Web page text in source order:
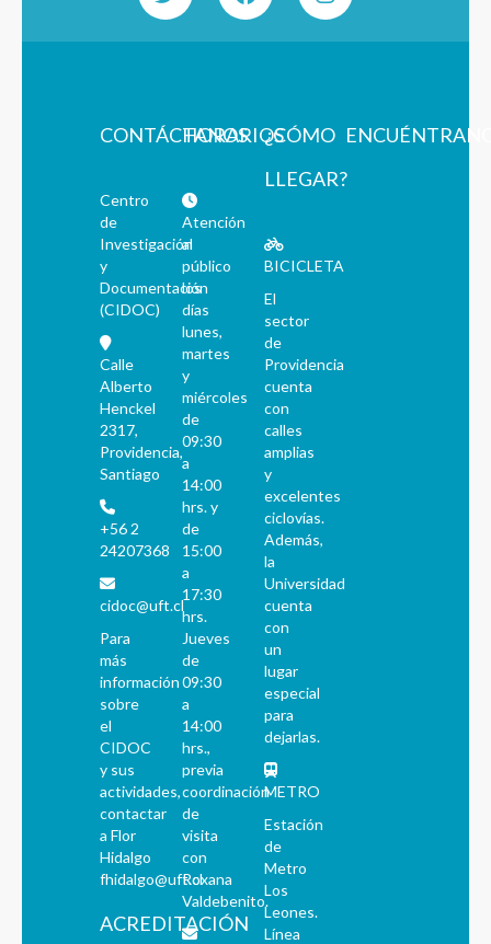
CONTÁCTANOS
Centro
de
Investigación
y
Documentación
(CIDOC)
Calle
Alberto
Henckel
2317,
Providencia,
Santiago
+56 2
24207368
cidoc@uft.cl
Para
más
información
sobre
el
CIDOC
y sus
actividades,
contactar
a Flor
Hidalgo
fhidalgo@uft.cl
ACREDITACIÓN
HORARIOS
Atención
al
público
los
días
lunes,
martes
y
miércoles
de
09:30
a
14:00
hrs. y
de
15:00
a
17:30
hrs.
Jueves
de
09:30
a
14:00
hrs.,
previa
coordinación
de
visita
con
Roxana
Valdebenito.
¿CÓMO
LLEGAR?
BICICLETA
El
sector
de
Providencia
cuenta
con
calles
amplias
y
excelentes
ciclovías.
Además,
la
Universidad
cuenta
con
un
lugar
especial
para
dejarlas.
METRO
Estación
de
Metro
Los
Leones.
Línea